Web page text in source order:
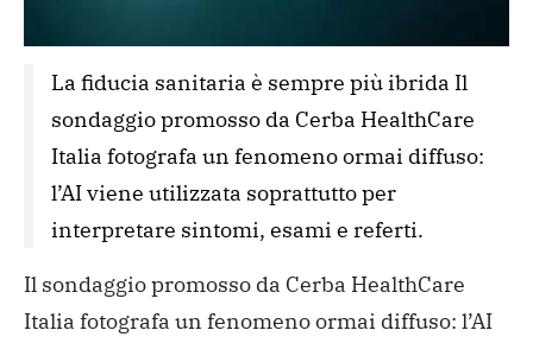
La fiducia sanitaria è sempre più ibrida Il
sondaggio promosso da Cerba HealthCare
Italia fotografa un fenomeno ormai diffuso:
l’AI viene utilizzata soprattutto per
interpretare sintomi, esami e referti.
Il sondaggio promosso da Cerba HealthCare
Italia fotografa un fenomeno ormai diffuso: l’AI